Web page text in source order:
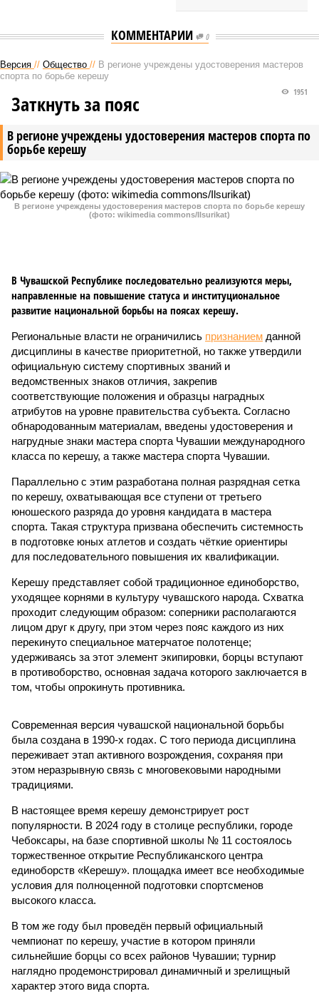
КОММЕНТАРИИ 0
Версия // Общество // В регионе учреждены удостоверения мастеров
спорта по борьбе керешу
В регионе учреждены удостоверения мастеров спорта по
борьбе керешу
1951
Заткнуть за пояс
В регионе учреждены удостоверения мастеров спорта по борьбе керешу
(фото: wikimedia commons/Ilsurikat)
В Чувашской Республике последовательно реализуются меры,
направленные на повышение статуса и институциональное
развитие национальной борьбы на поясах керешу.
Региональные власти не ограничились признанием данной
дисциплины в качестве приоритетной, но также утвердили
официальную систему спортивных званий и
ведомственных знаков отличия, закрепив
соответствующие положения и образцы наградных
атрибутов на уровне правительства субъекта. Согласно
обнародованным материалам, введены удостоверения и
нагрудные знаки мастера спорта Чувашии международного
класса по керешу, а также мастера спорта Чувашии.
Параллельно с этим разработана полная разрядная сетка
по керешу, охватывающая все ступени от третьего
юношеского разряда до уровня кандидата в мастера
спорта. Такая структура призвана обеспечить системность
в подготовке юных атлетов и создать чёткие ориентиры
для последовательного повышения их квалификации.
Керешу представляет собой традиционное единоборство,
уходящее корнями в культуру чувашского народа. Схватка
проходит следующим образом: соперники располагаются
лицом друг к другу, при этом через пояс каждого из них
перекинуто специальное матерчатое полотенце;
удерживаясь за этот элемент экипировки, борцы вступают
в противоборство, основная задача которого заключается в
том, чтобы опрокинуть противника.
Современная версия чувашской национальной борьбы
была создана в 1990-х годах. С того периода дисциплина
переживает этап активного возрождения, сохраняя при
этом неразрывную связь с многовековыми народными
традициями.
В настоящее время керешу демонстрирует рост
популярности. В 2024 году в столице республики, городе
Чебоксары, на базе спортивной школы № 11 состоялось
торжественное открытие Республиканского центра
единоборств «Керешу». площадка имеет все необходимые
условия для полноценной подготовки спортсменов
высокого класса.
В том же году был проведён первый официальный
чемпионат по керешу, участие в котором приняли
сильнейшие борцы со всех районов Чувашии; турнир
наглядно продемонстрировал динамичный и зрелищный
характер этого вида спорта.